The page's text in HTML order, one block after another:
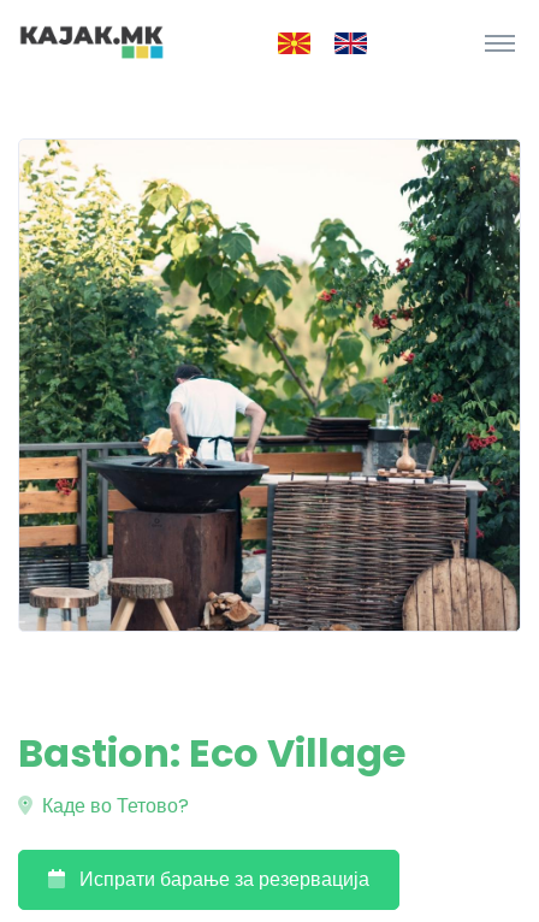
Bastion: Eco Village
Каде во Тетово?
Испрати барање за резервација